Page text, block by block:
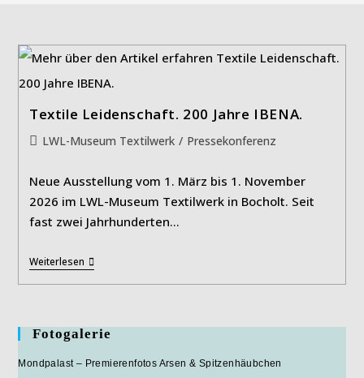
Textile Leidenschaft. 200 Jahre IBENA.
Beitrags-
LWL-Museum Textilwerk / Pressekonferenz
Neue Ausstellung vom 1. März bis 1. November
2026 im LWL-Museum Textilwerk in Bocholt. Seit
fast zwei Jahrhunderten…
WeiterlesenTextile
Leidenschaft.
200
Fotogalerie
Mondpalast – Premierenfotos Arsen & Spitzenhäubchen